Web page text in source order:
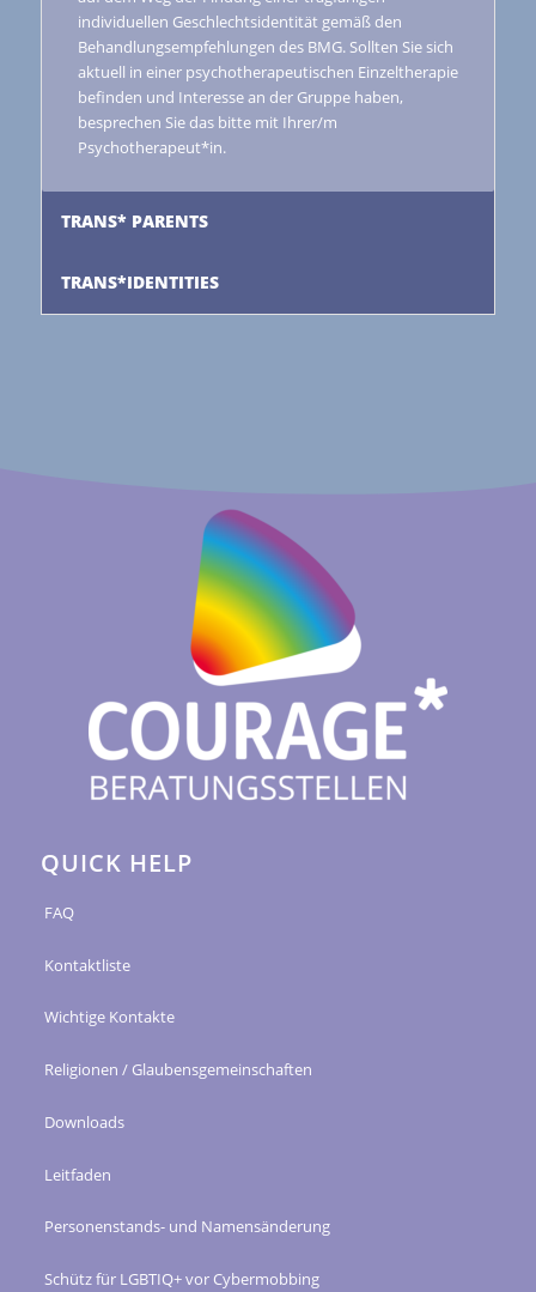
individuellen Geschlechtsidentität gemäß den
Behandlungsempfehlungen des BMG. Sollten Sie sich
aktuell in einer psychotherapeutischen Einzeltherapie
befinden und Interesse an der Gruppe haben,
besprechen Sie das bitte mit Ihrer/m
Psychotherapeut*in.
TRANS* PARENTS
TRANS*IDENTITIES
QUICK HELP
FAQ
Kontaktliste
Wichtige Kontakte
Religionen / Glaubensgemeinschaften
Downloads
Leitfaden
Personenstands- und Namensänderung
Schütz für LGBTIQ+ vor Cybermobbing